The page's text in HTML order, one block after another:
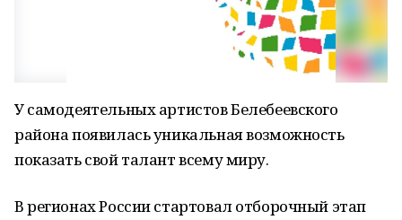
У самодеятельных артистов Белебеевского
района появилась уникальная возможность
показать свой талант всему миру.
В регионах России стартовал отборочный этап